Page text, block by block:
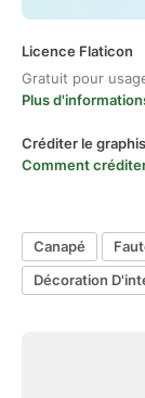
Licence Flaticon
Gratuit pour
Plus
Créditer le
Comment
Canapé
Décoration